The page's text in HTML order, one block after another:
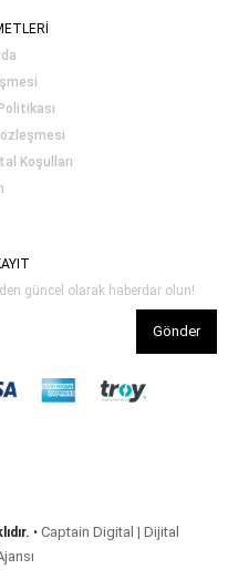
Koşulları
güncel olarak haberdar olun!
Gönder
• Captain Digital | Dijital